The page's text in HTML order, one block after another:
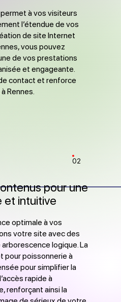
à vos visiteurs
l’étendue de vos
de site Internet
vous pouvez
de vos prestations
et engageante.
contact et renforce
Rennes.
02
pour une
et intuitive
optimale à vos
votre site avec des
logique. La
pour poissonnerie à
pour simplifier la
rapide à
renforçant ainsi la